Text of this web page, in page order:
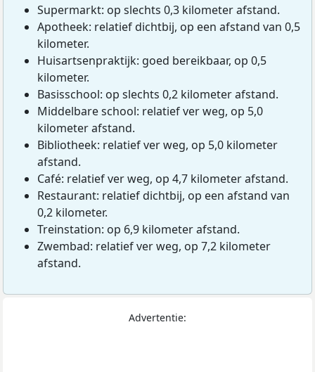
Supermarkt: op slechts 0,3 kilometer afstand.
Apotheek: relatief dichtbij, op een afstand van 0,5
kilometer.
Huisartsenpraktijk: goed bereikbaar, op 0,5
kilometer.
Basisschool: op slechts 0,2 kilometer afstand.
Middelbare school: relatief ver weg, op 5,0
kilometer afstand.
Bibliotheek: relatief ver weg, op 5,0 kilometer
afstand.
Café: relatief ver weg, op 4,7 kilometer afstand.
Restaurant: relatief dichtbij, op een afstand van
0,2 kilometer.
Treinstation: op 6,9 kilometer afstand.
Zwembad: relatief ver weg, op 7,2 kilometer
afstand.
Advertentie: